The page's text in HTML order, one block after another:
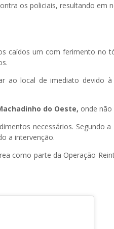
os policiais, resultando em
caídos um com ferimento no
ao local de imediato devido
do Oeste, onde
necessários. Segundo
a intervenção.
como parte da Operação